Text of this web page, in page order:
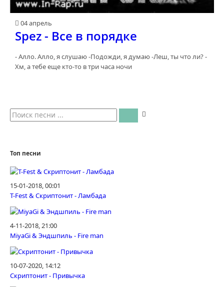
04 апрель
Spez - Все в порядке
- Алло. Алло, я слушаю -Подожди, я думаю -Леш, ты что ли? -
Хм, а тебе еще кто-то в три часа ночи
Топ песни
15-01-2018, 00:01
T-Fest & Скриптонит - Ламбада
4-11-2018, 21:00
MiyaGi & Эндшпиль - Fire man
10-07-2020, 14:12
Скриптонит - Привычка